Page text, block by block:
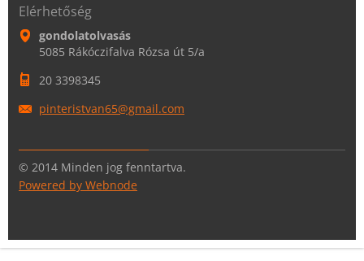
Elérhetőség
gondolatolvasás
5085 Rákóczifalva Rózsa út 5/a
20 3398345
pinteristvan65@gmail.com
© 2014 Minden jog fenntartva.
Powered by Webnode